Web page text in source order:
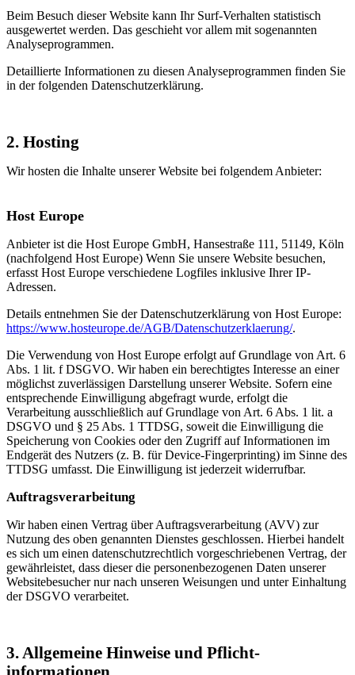
Beim Besuch dieser Website kann Ihr Surf-Verhalten statistisch
ausgewertet werden. Das geschieht vor allem mit sogenannten
Analyseprogrammen.
Detaillierte Informationen zu diesen Analyseprogrammen finden Sie
in der folgenden Datenschutzerklärung.
2. Hosting
Wir hosten die Inhalte unserer Website bei folgendem Anbieter:
Host Europe
Anbieter ist die Host Europe GmbH, Hansestraße 111, 51149, Köln
(nachfolgend Host Europe) Wenn Sie unsere Website besuchen,
erfasst Host Europe verschiedene Logfiles inklusive Ihrer IP-
Adressen.
Details entnehmen Sie der Datenschutzerklärung von Host Europe:
https://www.hosteurope.de/AGB/Datenschutzerklaerung/.
Die Verwendung von Host Europe erfolgt auf Grundlage von Art. 6
Abs. 1 lit. f DSGVO. Wir haben ein berechtigtes Interesse an einer
möglichst zuverlässigen Darstellung unserer Website. Sofern eine
entsprechende Einwilligung abgefragt wurde, erfolgt die
Verarbeitung ausschließlich auf Grundlage von Art. 6 Abs. 1 lit. a
DSGVO und § 25 Abs. 1 TTDSG, soweit die Einwilligung die
Speicherung von Cookies oder den Zugriff auf Informationen im
Endgerät des Nutzers (z. B. für Device-Fingerprinting) im Sinne des
TTDSG umfasst. Die Einwilligung ist jederzeit widerrufbar.
Auftragsverarbeitung
Wir haben einen Vertrag über Auftragsverarbeitung (AVV) zur
Nutzung des oben genannten Dienstes geschlossen. Hierbei handelt
es sich um einen datenschutzrechtlich vorgeschriebenen Vertrag, der
gewährleistet, dass dieser die personenbezogenen Daten unserer
Websitebesucher nur nach unseren Weisungen und unter Einhaltung
der DSGVO verarbeitet.
3. Allgemeine Hinweise und Pflicht­
informationen